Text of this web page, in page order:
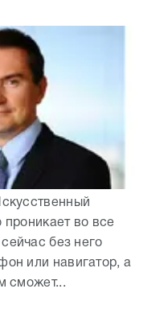
проникает во все
без него
или навигатор, а
сможет...